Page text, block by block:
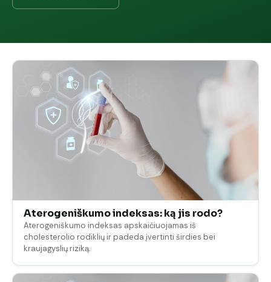
Aterogeniškumo indeksas: ką jis rodo?
Aterogeniškumo indeksas apskaičiuojamas iš
cholesterolio rodiklių ir padeda įvertinti širdies bei
kraujagyslių riziką.